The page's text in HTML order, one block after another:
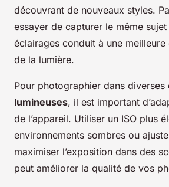
découvrant de nouveaux styles.
essayer de capturer le même
éclairages conduit à une
de la lumière.
Pour photographier dans diverses
lumineuses, il est important
de l’appareil. Utiliser un ISO plus
environnements sombres ou
maximiser l’exposition dans des
peut améliorer la qualité de vos